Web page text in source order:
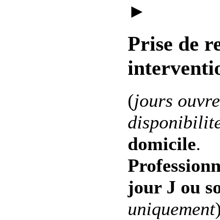
►
Prise de
(jours
domicile.
jour J ou
uniquement